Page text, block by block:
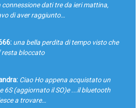
connessione dati tre da ieri mattina,
di aver raggiunto…
una bella perdita di tempo visto che
resta bloccato
Ciao Ho appena acquistato un
6S (aggiornato il SO)e ...il bluetooth
a trovare…